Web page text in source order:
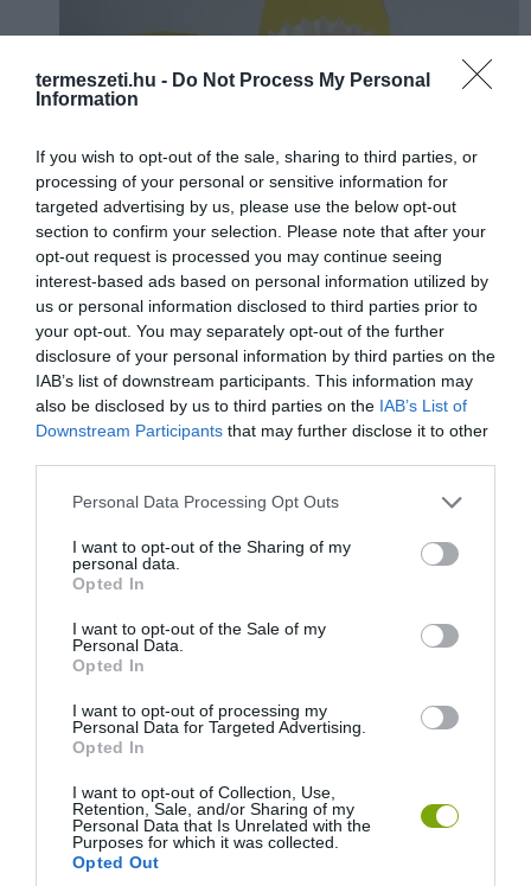
termeszeti.hu - Do Not Process My Personal
Information
If you wish to opt-out of the sale, sharing to third parties, or
processing of your personal or sensitive information for
targeted advertising by us, please use the below opt-out
section to confirm your selection. Please note that after your
opt-out request is processed you may continue seeing
interest-based ads based on personal information utilized by
us or personal information disclosed to third parties prior to
your opt-out. You may separately opt-out of the further
disclosure of your personal information by third parties on the
IAB’s list of downstream participants. This information may
also be disclosed by us to third parties on the IAB’s List of
Downstream Participants that may further disclose it to other
Please note that this website/app uses one or more Google
not limited to your visit or usage behaviour. You may click to
grant or deny consent to Google and its third-party tags to
use your data for below specified purposes in below Google
consent section.
Personal Data Processing Opt Outs
I want to opt-out of the Sharing of my
personal data.
Opted In
I want to opt-out of the Sale of my
Personal Data.
Opted In
I want to opt-out of processing my
Personal Data for Targeted Advertising.
Opted In
I want to opt-out of Collection, Use,
Retention, Sale, and/or Sharing of my
Personal Data that Is Unrelated with the
Purposes for which it was collected.
Opted Out
Fotó: Mend And Make New
8. Pomponcsibék sorakozó!